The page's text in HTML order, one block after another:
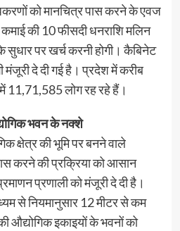
को मानचित्र पास करने के एवज
की 10 फीसदी धनराशि मलिन
पर खर्च करनी होगी। कैबिनेट
दे दी गई है। प्रदेश में करीब
11,71,585 लोग रह रहे हैं।
भवन के नक्शे
क्षेत्र की भूमि पर बनने वाले
करने की प्रक्रिया को आसान
प्रणाली को मंजूरी दे दी है।
से नियमानुसार 12 मीटर से कम
औद्योगिक इकाइयों के भवनों को